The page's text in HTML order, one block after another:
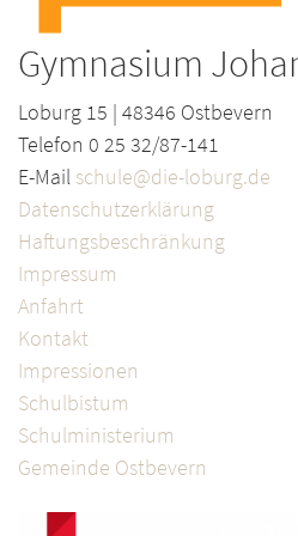
Gymnasium
Loburg 15 | 48346 Ostbevern
Telefon 0 25 32/87-141
E-Mail schule@die-loburg.de
Datenschutzerklärung
Haftungsbeschränkung
Impressum
Anfahrt
Kontakt
Impressionen
Schulbistum
Schulministerium
Gemeinde Ostbevern